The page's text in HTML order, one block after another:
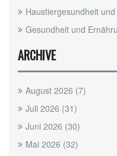
Haustiergesundheit
Gesundheit und
ARCHIVE
August 2026 (7)
Juli 2026 (31)
Juni 2026 (30)
Mai 2026 (32)